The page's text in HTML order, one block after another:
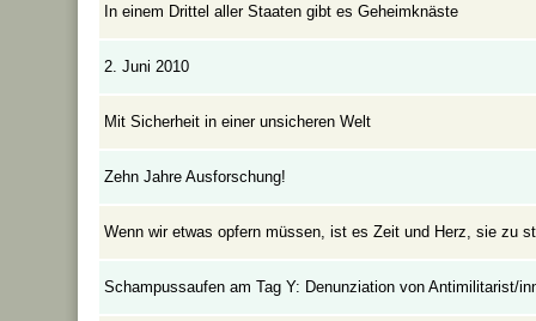
In einem Drittel aller Staaten gibt es Geheimknäste
2. Juni 2010
Mit Sicherheit in einer unsicheren Welt
Zehn Jahre Ausforschung!
Wenn wir etwas opfern müssen, ist es Zeit und Herz, sie zu
Schampussaufen am Tag Y: Denunziation von Antimilitarist/